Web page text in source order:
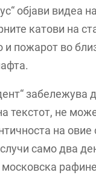
објави видеа
катови на
и пожарот во
забележува
текстот, не
на овие
само два